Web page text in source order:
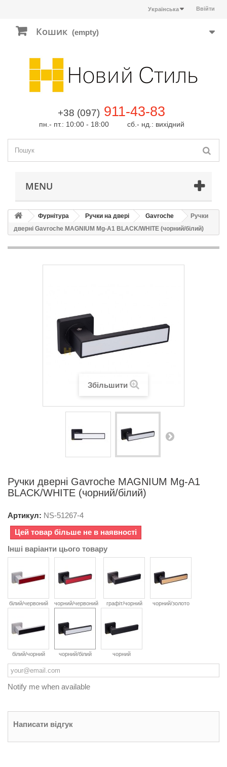
Ввійти
Українська
Кошик (empty)
+38 (097) 911-43-83
пн.- пт.: 10:00 - 18:00 сб.- нд.: вихідний
MENU
Фурнітура Ручки на двері Gavroche
Ручки
дверні Gavroche MAGNIUM Mg-A1 BLACK/WHITE (чорний/білий)
Збільшити
Ручки дверні Gavroche MAGNIUM Mg-A1
BLACK/WHITE (чорний/білий)
Артикул: NS-51267-4
Цей товар більше не в наявності
Інші варіанти цього товару
білий/червоний чорний/червоний графіт/чорний чорний/золото
білий/чорний чорний/білий чорний
Notify me when available
Написати відгук